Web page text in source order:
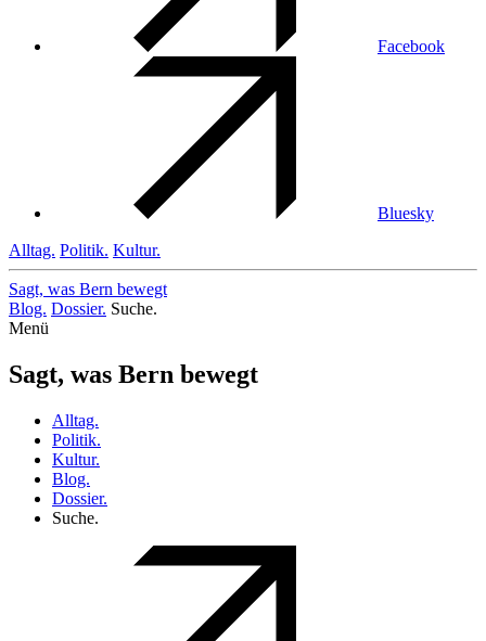
Facebook
Bluesky
Alltag. Politik. Kultur.
Sagt, was Bern bewegt
Blog. Dossier. Suche.
Menü
Sagt, was Bern bewegt
Alltag.
Politik.
Kultur.
Blog.
Dossier.
Suche.